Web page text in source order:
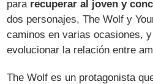
para recuperar al joven y
dos personajes, The Wolf y
caminos en varias ocasiones,
evolucionar la relación entre
The Wolf es un protagonista